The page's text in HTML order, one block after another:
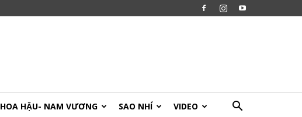
HOA HẬU- NAM VƯƠNG SAO NHÍ VIDEO